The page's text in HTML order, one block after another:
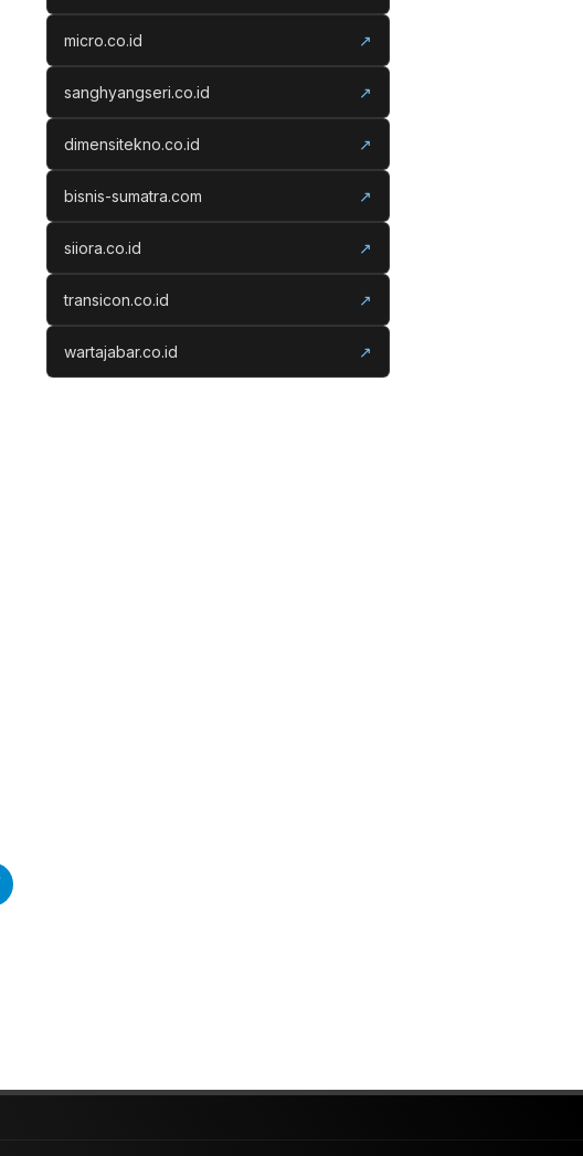
micro.co.id ↗
sanghyangseri.co.id ↗
dimensitekno.co.id ↗
bisnis-sumatra.com ↗
siiora.co.id ↗
transicon.co.id ↗
wartajabar.co.id ↗